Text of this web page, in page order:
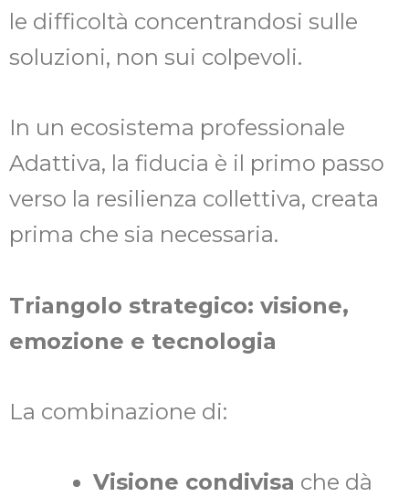
le difficoltà concentrandosi sulle
soluzioni, non sui colpevoli.
In un ecosistema professionale
Adattiva, la fiducia è il primo passo
verso la resilienza collettiva, creata
prima che sia necessaria.
Triangolo strategico: visione,
emozione e tecnologia
La combinazione di:
Visione condivisa che dà